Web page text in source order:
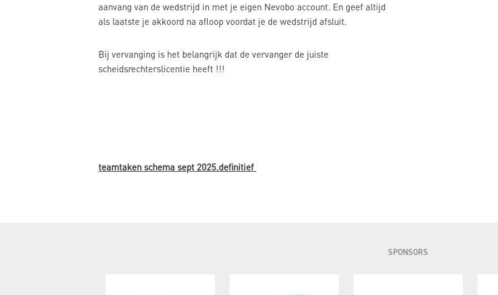
aanvang van de wedstrijd in met je eigen Nevobo account. En geef altijd
als laatste je akkoord na afloop voordat je de wedstrijd afsluit.
Bij vervanging is het belangrijk dat de vervanger de juiste
scheidsrechterslicentie heeft !!!
teamtaken schema sept 2025.definitief
SPONSORS